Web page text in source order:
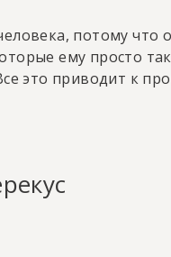
потому что
ему просто
это приводит к